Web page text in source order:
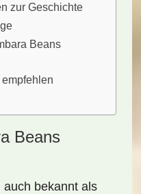
zur Geschichte
Beans
Beans
auch bekannt als